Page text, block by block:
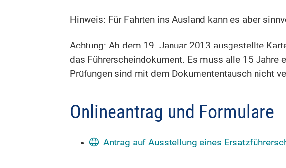
Hinweis: Für Fahrten ins Ausland kann es aber
Achtung: Ab dem 19. Januar 2013 ausgestellte
das Führerscheindokument. Es muss alle 15 Jahre
Prüfungen sind mit dem Dokumententausch nicht
Onlineantrag und Formulare
Antrag auf Ausstellung eines